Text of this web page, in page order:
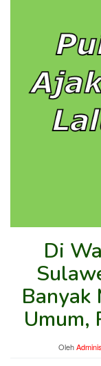
Di
Banyak
Umum,
Oleh